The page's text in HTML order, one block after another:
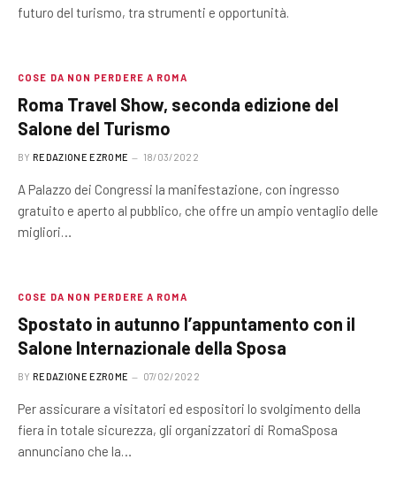
futuro del turismo, tra strumenti e opportunità.
COSE DA NON PERDERE A ROMA
Roma Travel Show, seconda edizione del
Salone del Turismo
BY REDAZIONE EZROME 18/03/2022
A Palazzo dei Congressi la manifestazione, con ingresso
gratuito e aperto al pubblico, che offre un ampio ventaglio delle
migliori…
COSE DA NON PERDERE A ROMA
Spostato in autunno l’appuntamento con il
Salone Internazionale della Sposa
BY REDAZIONE EZROME 07/02/2022
Per assicurare a visitatori ed espositori lo svolgimento della
fiera in totale sicurezza, gli organizzatori di RomaSposa
annunciano che la…